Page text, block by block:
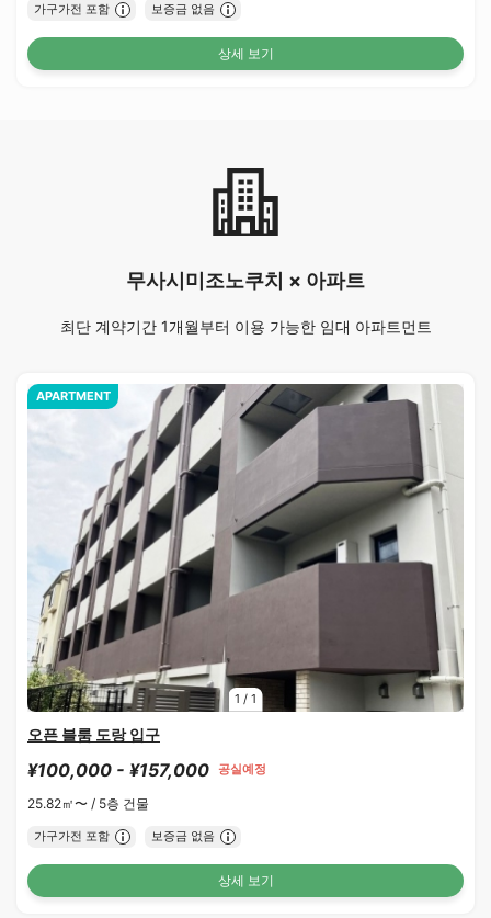
가구가전 포함 보증금 없음
상세 보기
무사시미조노쿠치 × 아파트
최단 계약기간 1개월부터 이용 가능한 임대 아파트먼트
1 / 1
APARTMENT
오픈 블룸 도랑 입구
¥100,000 - ¥157,000 공실예정
25.82㎡〜 / 5층 건물
가구가전 포함 보증금 없음
상세 보기